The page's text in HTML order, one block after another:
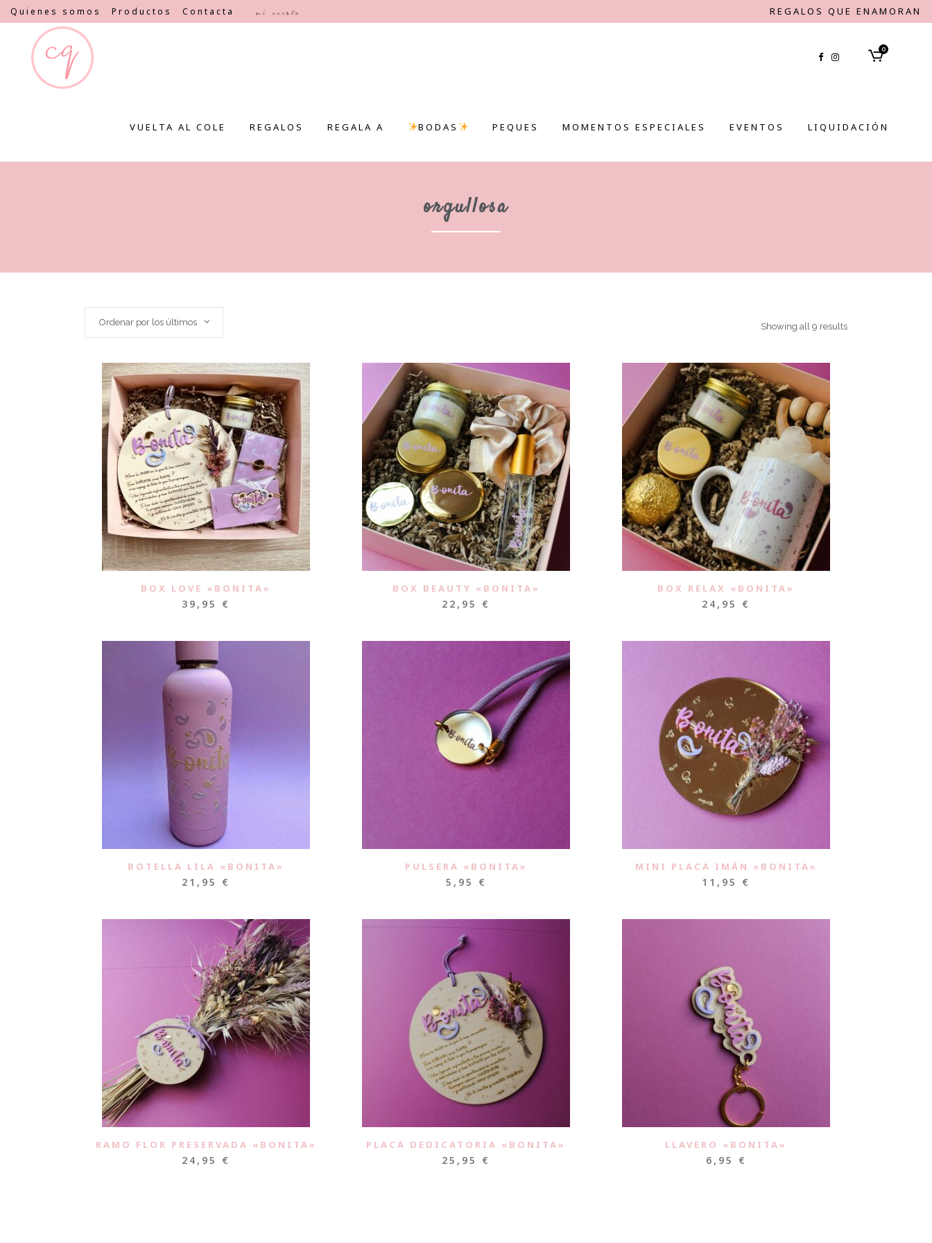
Quienes somos Productos Contacta Mi cuenta REGALOS QUE ENAMORAN
0
VUELTA AL COLE REGALOS REGALA A BODAS PEQUES MOMENTOS ESPECIALES EVENTOS LIQUIDACIÓN
orgullosa
Showing all 9 results
Ordenar por los últimos
BOX LOVE «BONITA»
39,95 €
BOX BEAUTY «BONITA»
22,95 €
BOX RELAX «BONITA»
24,95 €
BOTELLA LILA «BONITA»
21,95 €
PULSERA «BONITA»
5,95 €
MINI PLACA IMÁN «BONITA»
11,95 €
RAMO FLOR PRESERVADA «BONITA»
24,95 €
PLACA DEDICATORIA «BONITA»
25,95 €
LLAVERO «BONITA»
6,95 €